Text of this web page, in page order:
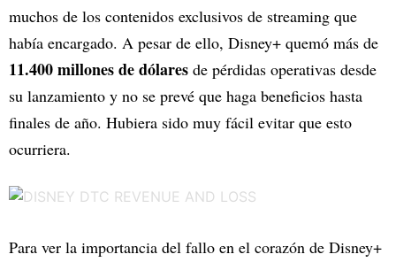
muchos de los contenidos exclusivos de streaming que
había encargado. A pesar de ello, Disney+ quemó más de
11.400 millones de dólares de pérdidas operativas desde
su lanzamiento y no se prevé que haga beneficios hasta
finales de año. Hubiera sido muy fácil evitar que esto
ocurriera.
Para ver la importancia del fallo en el corazón de Disney+